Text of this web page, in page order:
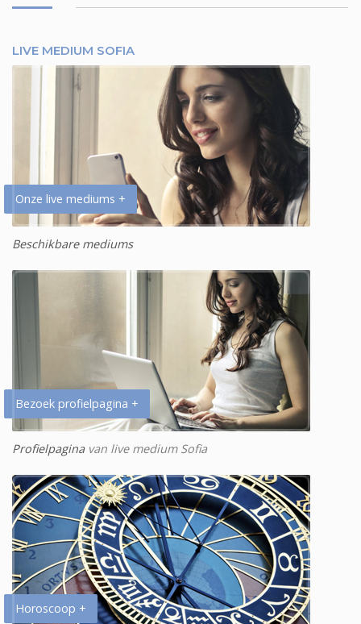
LIVE MEDIUM SOFIA
Onze live mediums +
Beschikbare mediums
Bezoek profielpagina +
Profielpagina van live medium Sofia
Horoscoop +